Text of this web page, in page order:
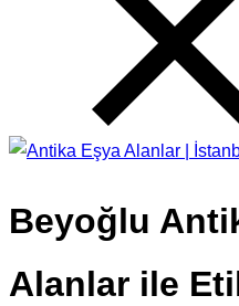
Beyoğlu
Alanlar ile